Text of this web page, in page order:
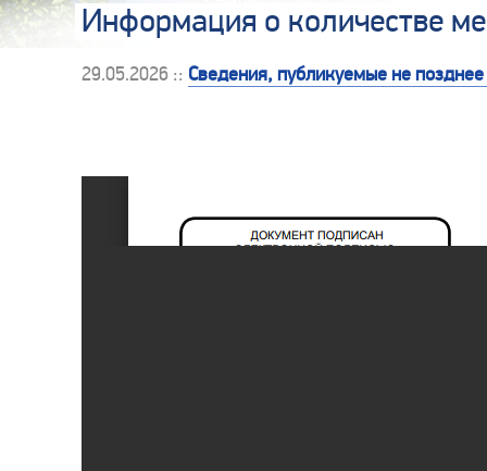
Информация о количестве
29.05.2026 :: Сведения, публикуемые не позднее